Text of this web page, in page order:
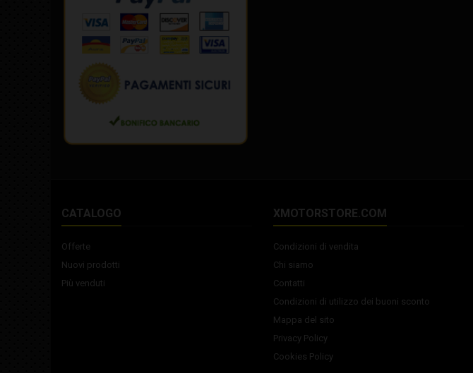
CATALOGO
Offerte
Nuovi prodotti
Più venduti
XMOTORSTORE.COM
Condizioni di vendita
Chi siamo
Contatti
Condizioni di utilizzo dei buoni sconto
Mappa del sito
Privacy Policy
Cookies Policy